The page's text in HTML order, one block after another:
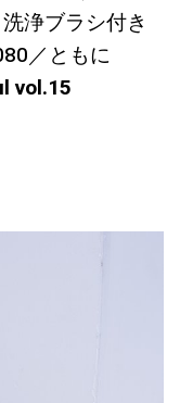
浄ブラシ付き
／ともに
vol.15